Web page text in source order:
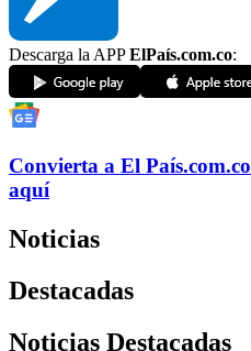
Descarga la APPElPaís.com.co:
Convierta a El País.com.co
aquí
Noticias
Destacadas
Noticias Destacadas